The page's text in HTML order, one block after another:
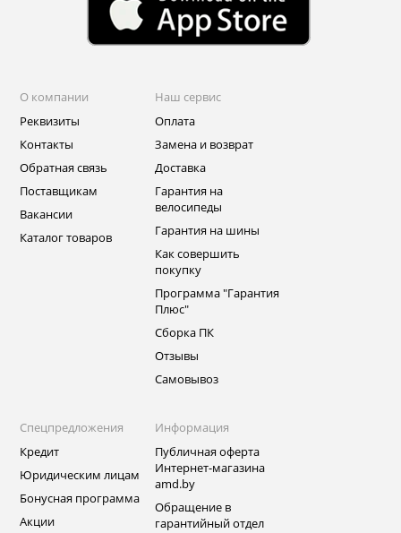
О компании
Реквизиты
Контакты
Обратная связь
Поставщикам
Вакансии
Каталог товаров
Наш сервис
Оплата
Замена и возврат
Доставка
Гарантия на
велосипеды
Гарантия на шины
Как совершить
покупку
Программа "Гарантия
Плюс"
Сборка ПК
Отзывы
Самовывоз
Спецпредложения
Кредит
Юридическим лицам
Бонусная программа
Акции
Информация
Публичная оферта
Интернет-магазина
amd.by
Обращение в
гарантийный отдел